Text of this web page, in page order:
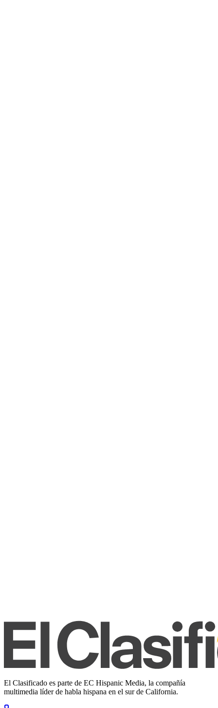
El Clasificado es parte de EC Hispanic Media, la compañía
multimedia líder de habla hispana en el sur de California.